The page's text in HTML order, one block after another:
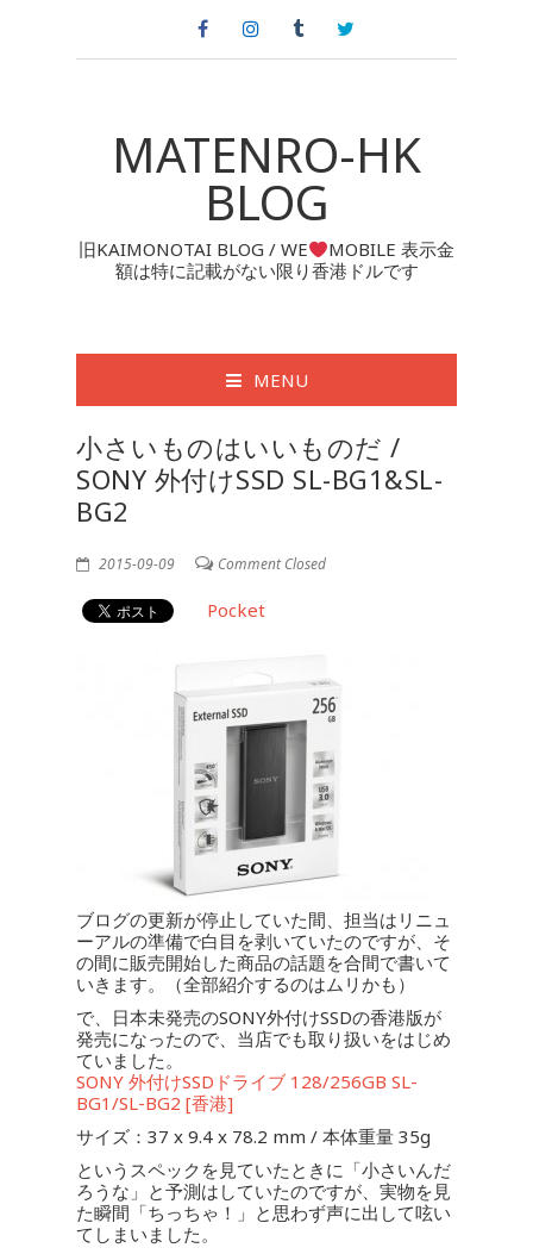
MATENRO-HK
BLOG
旧KAIMONOTAI BLOG / WE
MOBILE 表示金
額は特に記載がない限り香港ドルです
MENU
小さいものはいいものだ /
SONY 外付けSSD SL-BG1&SL-
BG2
2015-09-09 Comment Closed
Pocket
ブログの更新が停止していた間、担当はリニュ
ーアルの準備で白目を剥いていたのですが、そ
の間に販売開始した商品の話題を合間で書いて
いきます。（全部紹介するのはムリかも）
で、日本未発売のSONY外付けSSDの香港版が
発売になったので、当店でも取り扱いをはじめ
ていました。
SONY 外付けSSDドライブ 128/256GB SL-
BG1/SL-BG2 [香港]
サイズ：37 x 9.4 x 78.2 mm / 本体重量 35g
というスペックを見ていたときに「小さいんだ
ろうな」と予測はしていたのですが、実物を見
た瞬間「ちっちゃ！」と思わず声に出して呟い
てしまいました。